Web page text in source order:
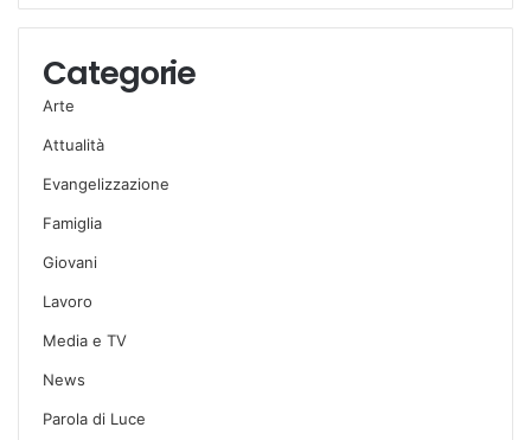
Categorie
Arte
Attualità
Evangelizzazione
Famiglia
Giovani
Lavoro
Media e TV
News
Parola di Luce